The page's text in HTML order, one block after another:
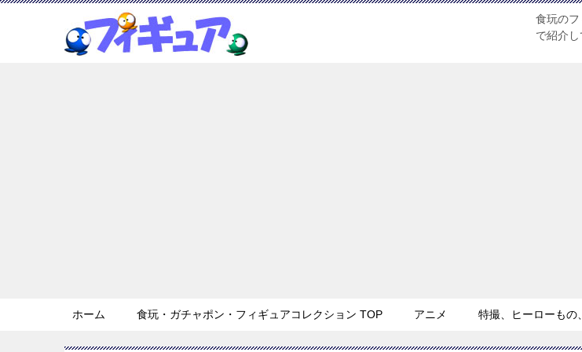
食玩の
で紹介
ホーム 食玩・ガチャポン・フィギュアコレクション TOP アニメ 特撮、ヒーローもの